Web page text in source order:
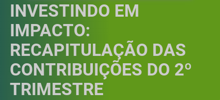
INVESTINDO EM
IMPACTO:
RECAPITULAÇÃO DAS
CONTRIBUIÇÕES DO 2º
TRIMESTRE